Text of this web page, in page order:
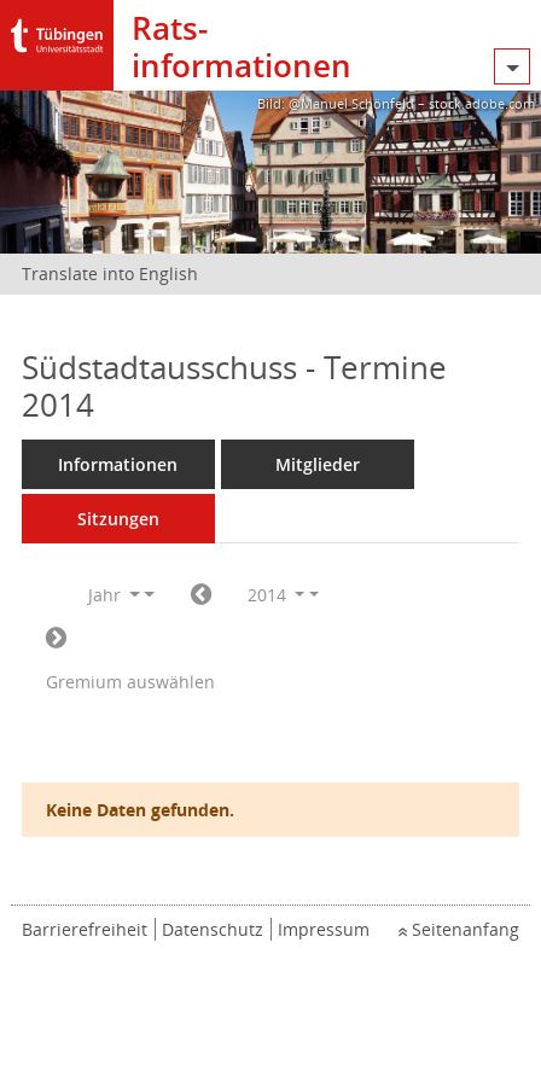
Rats­
informationen
Bild: @Manuel Schönfeld – stock.adobe.com
Translate into English
Südstadtausschuss - Termine
2014
Informationen Mitglieder
Sitzungen
Jahr 2014
Gremium auswählen
Keine Daten gefunden.
Barrierefreiheit Datenschutz Impressum Seitenanfang